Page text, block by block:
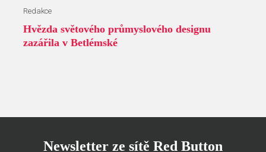
Redakce
Hvězda světového průmyslového designu
zazářila v Betlémské
Newsletter ze sítě Red Button